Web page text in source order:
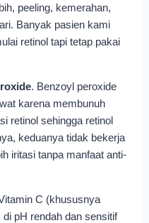
peeling, kemerahan,
Banyak pasien kami
retinol tapi tetap pakai
. Benzoyl peroxide
karena membunuh
retinol sehingga retinol
keduanya tidak bekerja
iritasi tanpa manfaat anti-
C (khususnya
pH rendah dan sensitif